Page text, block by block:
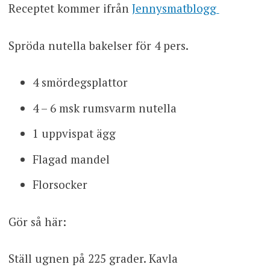
Receptet kommer ifrån Jennysmatblogg
Spröda nutella bakelser för 4 pers.
4 smördegsplattor
4 – 6 msk rumsvarm nutella
1 uppvispat ägg
Flagad mandel
Florsocker
Gör så här:
Ställ ugnen på 225 grader. Kavla